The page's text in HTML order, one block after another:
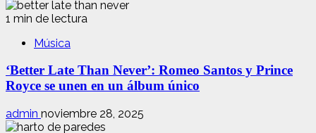
1 min de lectura
Música
‘Better Late Than Never’: Romeo Santos y Prince
Royce se unen en un álbum único
admin noviembre 28, 2025